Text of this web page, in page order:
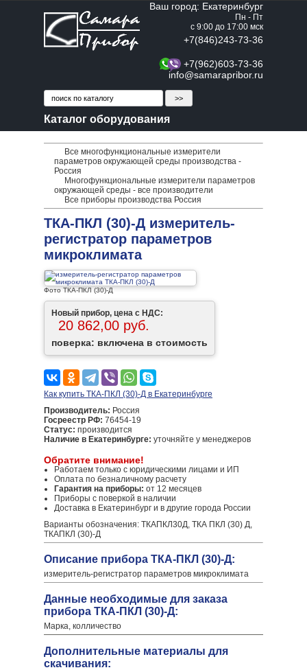
Ваш город: Екатеринбург
Пн - Пт
с 9:00 до 17:00 мск
+7(846)243-73-36
+7(962)603-73-36
info@samarapribor.ru
Каталог оборудования
Все многофункциональные измерители
параметров окружающей среды производства -
Россия
Многофункциональные измерители параметров
окружающей среды - все производители
Все приборы производства Россия
ТКА-ПКЛ (30)-Д измеритель-
регистратор параметров
микроклимата
Фото ТКА-ПКЛ (30)-Д
Новый прибор, цена с НДС:
20 862,00 руб.
поверка: включена в стоимость
Как купить ТКА-ПКЛ (30)-Д в Екатеринбурге
Производитель: Россия
Госреестр РФ: 76454-19
Статус: производится
Наличие в Екатеринбурге: уточняйте у менеджеров
Обратите внимание!
Работаем только с юридическими лицами и ИП
Оплата по безналичному расчету
Гарантия на приборы: от 12 месяцев
Приборы с поверкой в наличии
Доставка в Екатеринбург и в другие города России
Варианты обозначения: ТКАПКЛ30Д, ТКА ПКЛ (30) Д,
ТКАПКЛ (30)-Д
Описание прибора ТКА-ПКЛ (30)-Д:
измеритель-регистратор параметров микроклимата
Данные необходимые для заказа
прибора ТКА-ПКЛ (30)-Д:
Марка, колличество
Дополнительные материалы для
скачивания: